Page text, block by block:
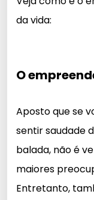
da vida:
O
Aposto que se
sentir saudade
balada, não é
maiores
Entretanto,